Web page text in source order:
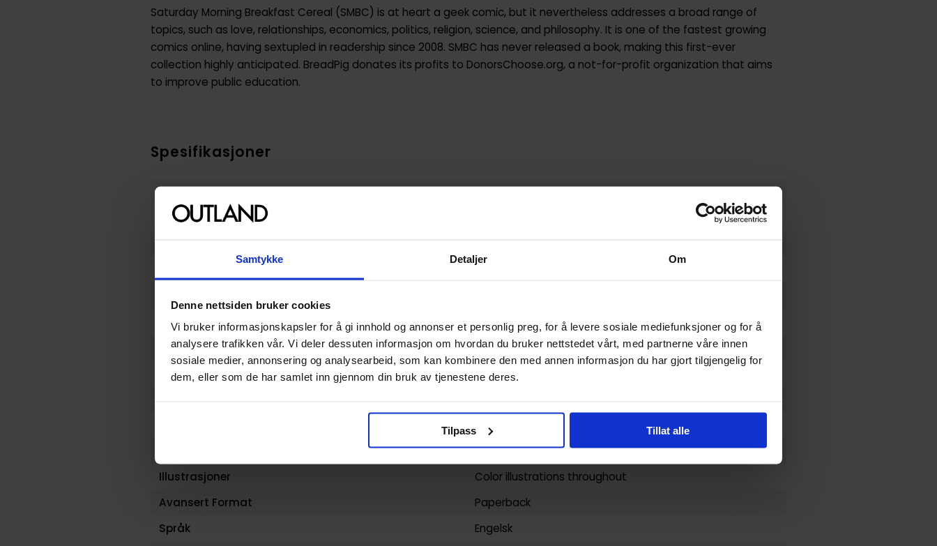
Samtykke Detaljer Om
Denne nettsiden bruker cookies
Vi bruker informasjonskapsler for å gi innhold og annonser et personlig preg, for å levere sosiale mediefunksjoner og for å
analysere trafikken vår. Vi deler dessuten informasjon om hvordan du bruker nettstedet vårt, med partnerne våre innen
sosiale medier, annonsering og analysearbeid, som kan kombinere den med annen informasjon du har gjort tilgjengelig for
dem, eller som de har samlet inn gjennom din bruk av tjenestene deres.
Tilpass Tillat alle
Saturday Morning Breakfast Cereal (SMBC) is at heart a geek comic, but it nevertheless addresses a broad range of
topics, such as love, relationships, economics, politics, religion, science, and philosophy. It is one of the fastest growing
comics online, having sextupled in readership since 2008. SMBC has never released a book, making this first-ever
collection highly anticipated. BreadPig donates its profits to DonorsChoose.org, a not-for-profit organization that aims
to improve public education.
Spesifikasjoner
Vekt (Kg) :
Forfattere
Zach Weinersmith
Sjanger
Avisstripeog Humor
Antall Sider
90
28.07.2011
Voksen
Illustrasjoner
Color illustrations throughout
Avansert Format
Paperback
Språk
Engelsk